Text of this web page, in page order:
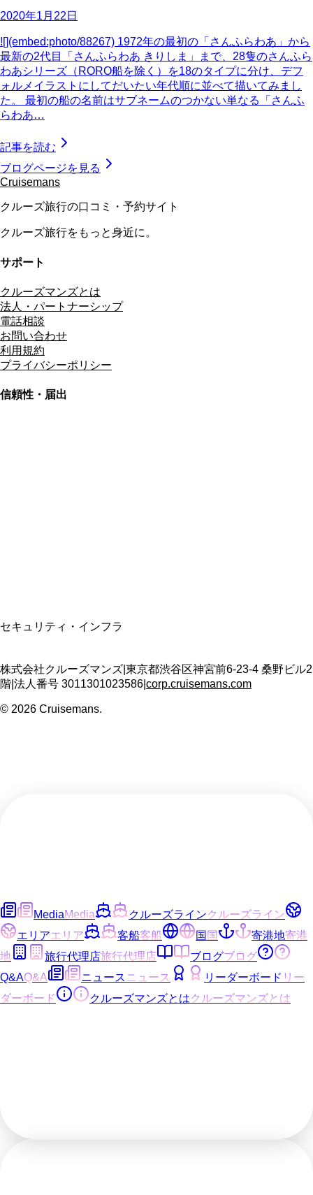
2020年1月22日
![](embed:photo/88267) 1972年の最初の「さんふらわあ」から
最新の2代目「さんふらわあ きりしま」まで、28隻のさんふら
わあシリーズ（RORO船を除く）を18のタイプに分け、デフ
ォルメイラストにしてだいたい年代順に並べて描いてみまし
た。 最初の船の名前はサブネームのつかない単なる「さんふ
らわあ…
記事を読む
ブログページを見る
Cruisemans
クルーズ旅行の口コミ・予約サイト
クルーズ旅行をもっと身近に。
サポート
クルーズマンズとは
法人・パートナーシップ
電話相談
お問い合わせ
利用規約
プライバシーポリシー
信頼性・届出
セキュリティ・インフラ
株式会社クルーズマンズ 東京都渋谷区神宮前6-23-4 桑野ビル2
階 法人番号 3011301023586 corp.cruisemans.com
© 2026 Cruisemans.
MediaMedia クルーズラインクルーズライン
エリアエリア 客船客船 国 国 寄港地寄港
地
旅行代理店旅行代理店 ブログブログ
Q&AQ&A ニュースニュース リーダーボード リー
ダーボード
クルーズマンズとはクルーズマンズとは